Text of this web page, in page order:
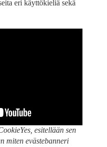
eri käyttökieliä sekä
esitellään sen
miten evästebanneri